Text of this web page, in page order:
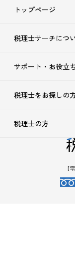
【
トップページ
税理士サーチにつ
サポート・お役立ち
税理士をお探しの
税理士の方